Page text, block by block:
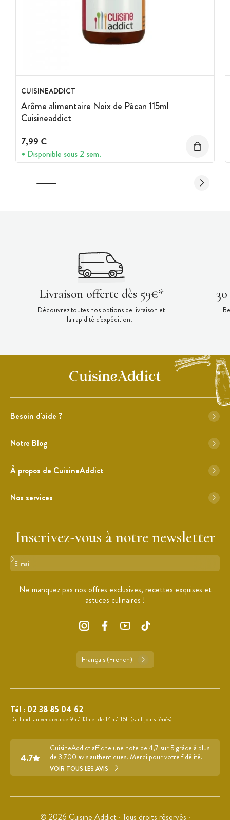
CUISINEADDICT
Arôme alimentaire Noix de Pécan 115ml
Cuisineaddict
7,99 €
Disponible sous 2 sem.
Livraison offerte dès 59€*
Découvrez toutes nos options de livraison et
la rapidité d'expédition.
Besoin d'aide ?
Notre Blog
À propos de CuisineAddict
Nos services
Inscrivez-vous à notre newsletter
Format : adresse@email.com
Ne manquez pas nos offres exclusives, recettes exquises et
astuces culinaires !
Français (French)
Tél : 02 38 85 04 62
Du lundi au vendredi de 9h à 13h et de 14h à 16h (sauf jours fériés).
4.7
CuisineAddict affiche une note de 4,7 sur 5 grâce à plus
de 3 700 avis authentiques. Merci pour votre fidélité.
VOIR TOUS LES AVIS
© 2026 Cuisine Addict · Tous droits réservés ·